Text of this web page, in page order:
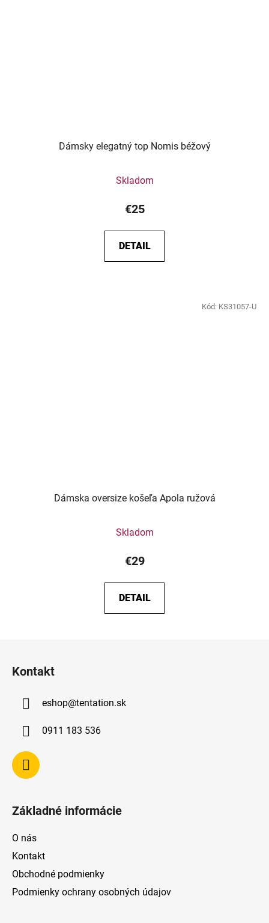
Dámsky elegatný top Nomis béžový
Skladom
€25
DETAIL
Dámska oversize košeľa Apola ružová
Skladom
€29
DETAIL
Kód: KS31057-U
Kontakt
eshop@tentation.sk
0911 183 536
Základné informácie
O nás
Kontakt
Obchodné podmienky
Podmienky ochrany osobných údajov